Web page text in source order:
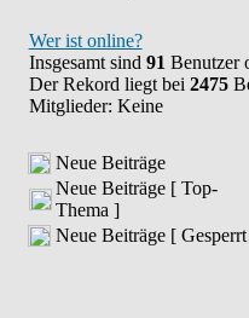
Wer ist online?
Insgesamt sind 91 Benutzer
Der Rekord liegt bei 2475
Mitglieder: Keine
Neue Beiträge
Neue Beiträge [ Top-
Thema ]
Neue Beiträge [